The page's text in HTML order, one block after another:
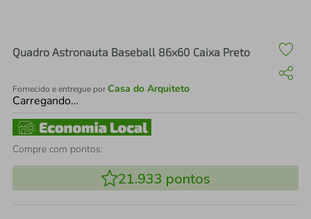
Quadro Astronauta Baseball 86x60 Caixa Preto
Fornecido e entregue porCasa do Arquiteto
Carregando…
Compre com pontos:
21.933 pontos